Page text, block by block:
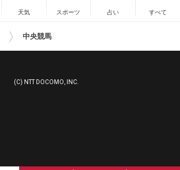
天気 スポーツ 占い すべて
中央競馬
(C) NTT DOCOMO, INC.